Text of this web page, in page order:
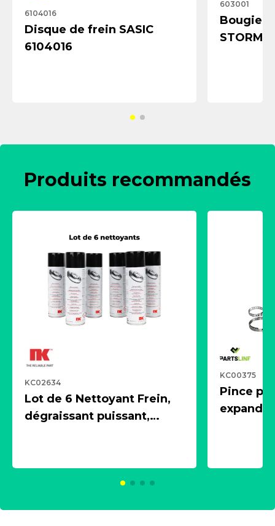
6104016
Disque de frein SASIC
6104016
603001
Bougie
STORM
Produits recommandés
KC02634
Lot de 6 Nettoyant Frein,
dégraissant puissant,
KC00375
Pince